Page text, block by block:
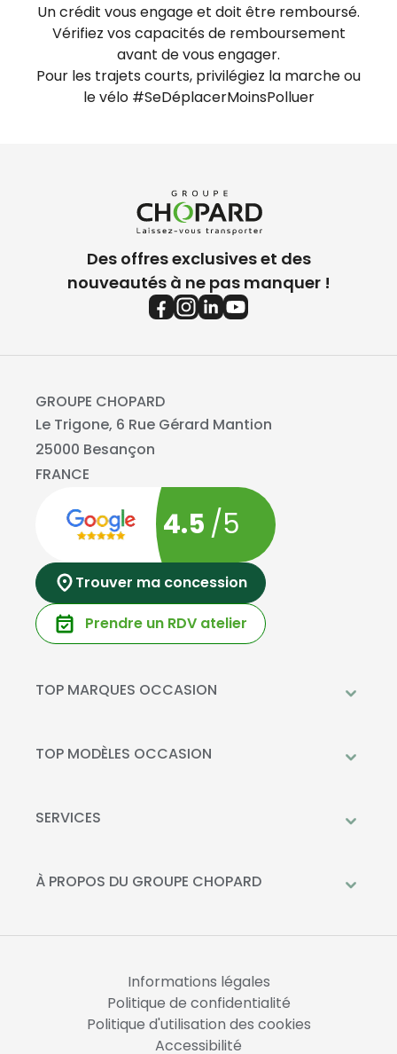
Un crédit vous engage et doit être remboursé.
Vérifiez vos capacités de remboursement
avant de vous engager.
Pour les trajets courts, privilégiez la marche ou
le vélo #SeDéplacerMoinsPolluer
Des offres exclusives et des
nouveautés à ne pas manquer !
GROUPE CHOPARD
Le Trigone, 6 Rue Gérard Mantion
25000 Besançon
FRANCE
4.5 /5
Trouver ma concession
Prendre un RDV atelier
TOP MARQUES OCCASION
Mercedes-Benz
Kia
TOP MODÈLES OCCASION
Peugeot 208
SERVICES
Livraison à domicile
La Recharge Chopard
À PROPOS DU GROUPE CHOPARD
Nos concessions
Nous rejoindre
Informations légales
Politique de confidentialité
Politique d'utilisation des cookies
Accessibilité